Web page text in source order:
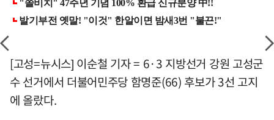
[고성=뉴시스] 이순철 기자 = 6·3 지방선거 강원 고성군
수 선거에서 더불어민주당 함명준(66) 후보가 3선 고지
에 올랐다.